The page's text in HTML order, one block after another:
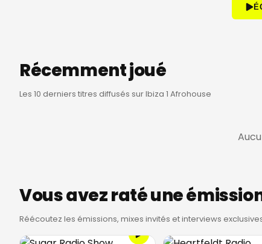
Récemment joué
Les 10 derniers titres diffusés sur Ibiza 1 Afrohouse
Vous avez raté une
Réécoutez les émissions, mixes invités et interviews